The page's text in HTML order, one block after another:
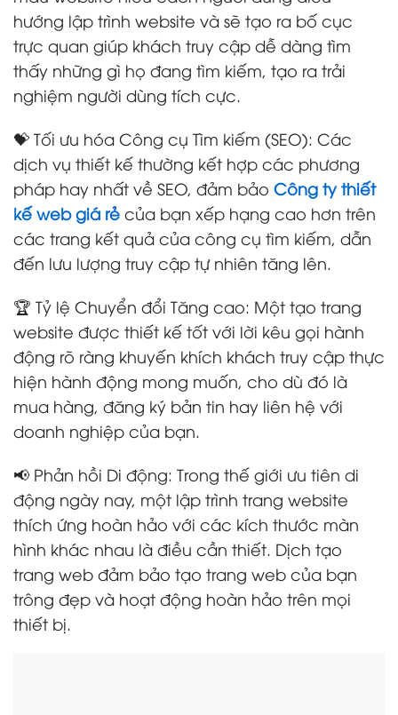
hướng lập trình website và sẽ tạo ra bố cục
trực quan giúp khách truy cập dễ dàng tìm
thấy những gì họ đang tìm kiếm, tạo ra trải
nghiệm người dùng tích cực.
💝 Tối ưu hóa Công cụ Tìm kiếm (SEO): Các
dịch vụ thiết kế thường kết hợp các phương
pháp hay nhất về SEO, đảm bảo Công ty thiết
kế web giá rẻ của bạn xếp hạng cao hơn trên
các trang kết quả của công cụ tìm kiếm, dẫn
đến lưu lượng truy cập tự nhiên tăng lên.
🏆 Tỷ lệ Chuyển đổi Tăng cao: Một tạo trang
website được thiết kế tốt với lời kêu gọi hành
động rõ ràng khuyến khích khách truy cập thực
hiện hành động mong muốn, cho dù đó là
mua hàng, đăng ký bản tin hay liên hệ với
doanh nghiệp của bạn.
📢 Phản hồi Di động: Trong thế giới ưu tiên di
động ngày nay, một lập trình trang website
thích ứng hoàn hảo với các kích thước màn
hình khác nhau là điều cần thiết. Dịch tạo
trang web đảm bảo tạo trang web của bạn
trông đẹp và hoạt động hoàn hảo trên mọi
thiết bị.